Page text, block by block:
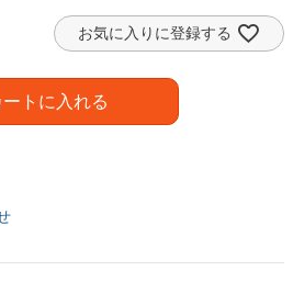
お気に入りに登録する
ートに入れる